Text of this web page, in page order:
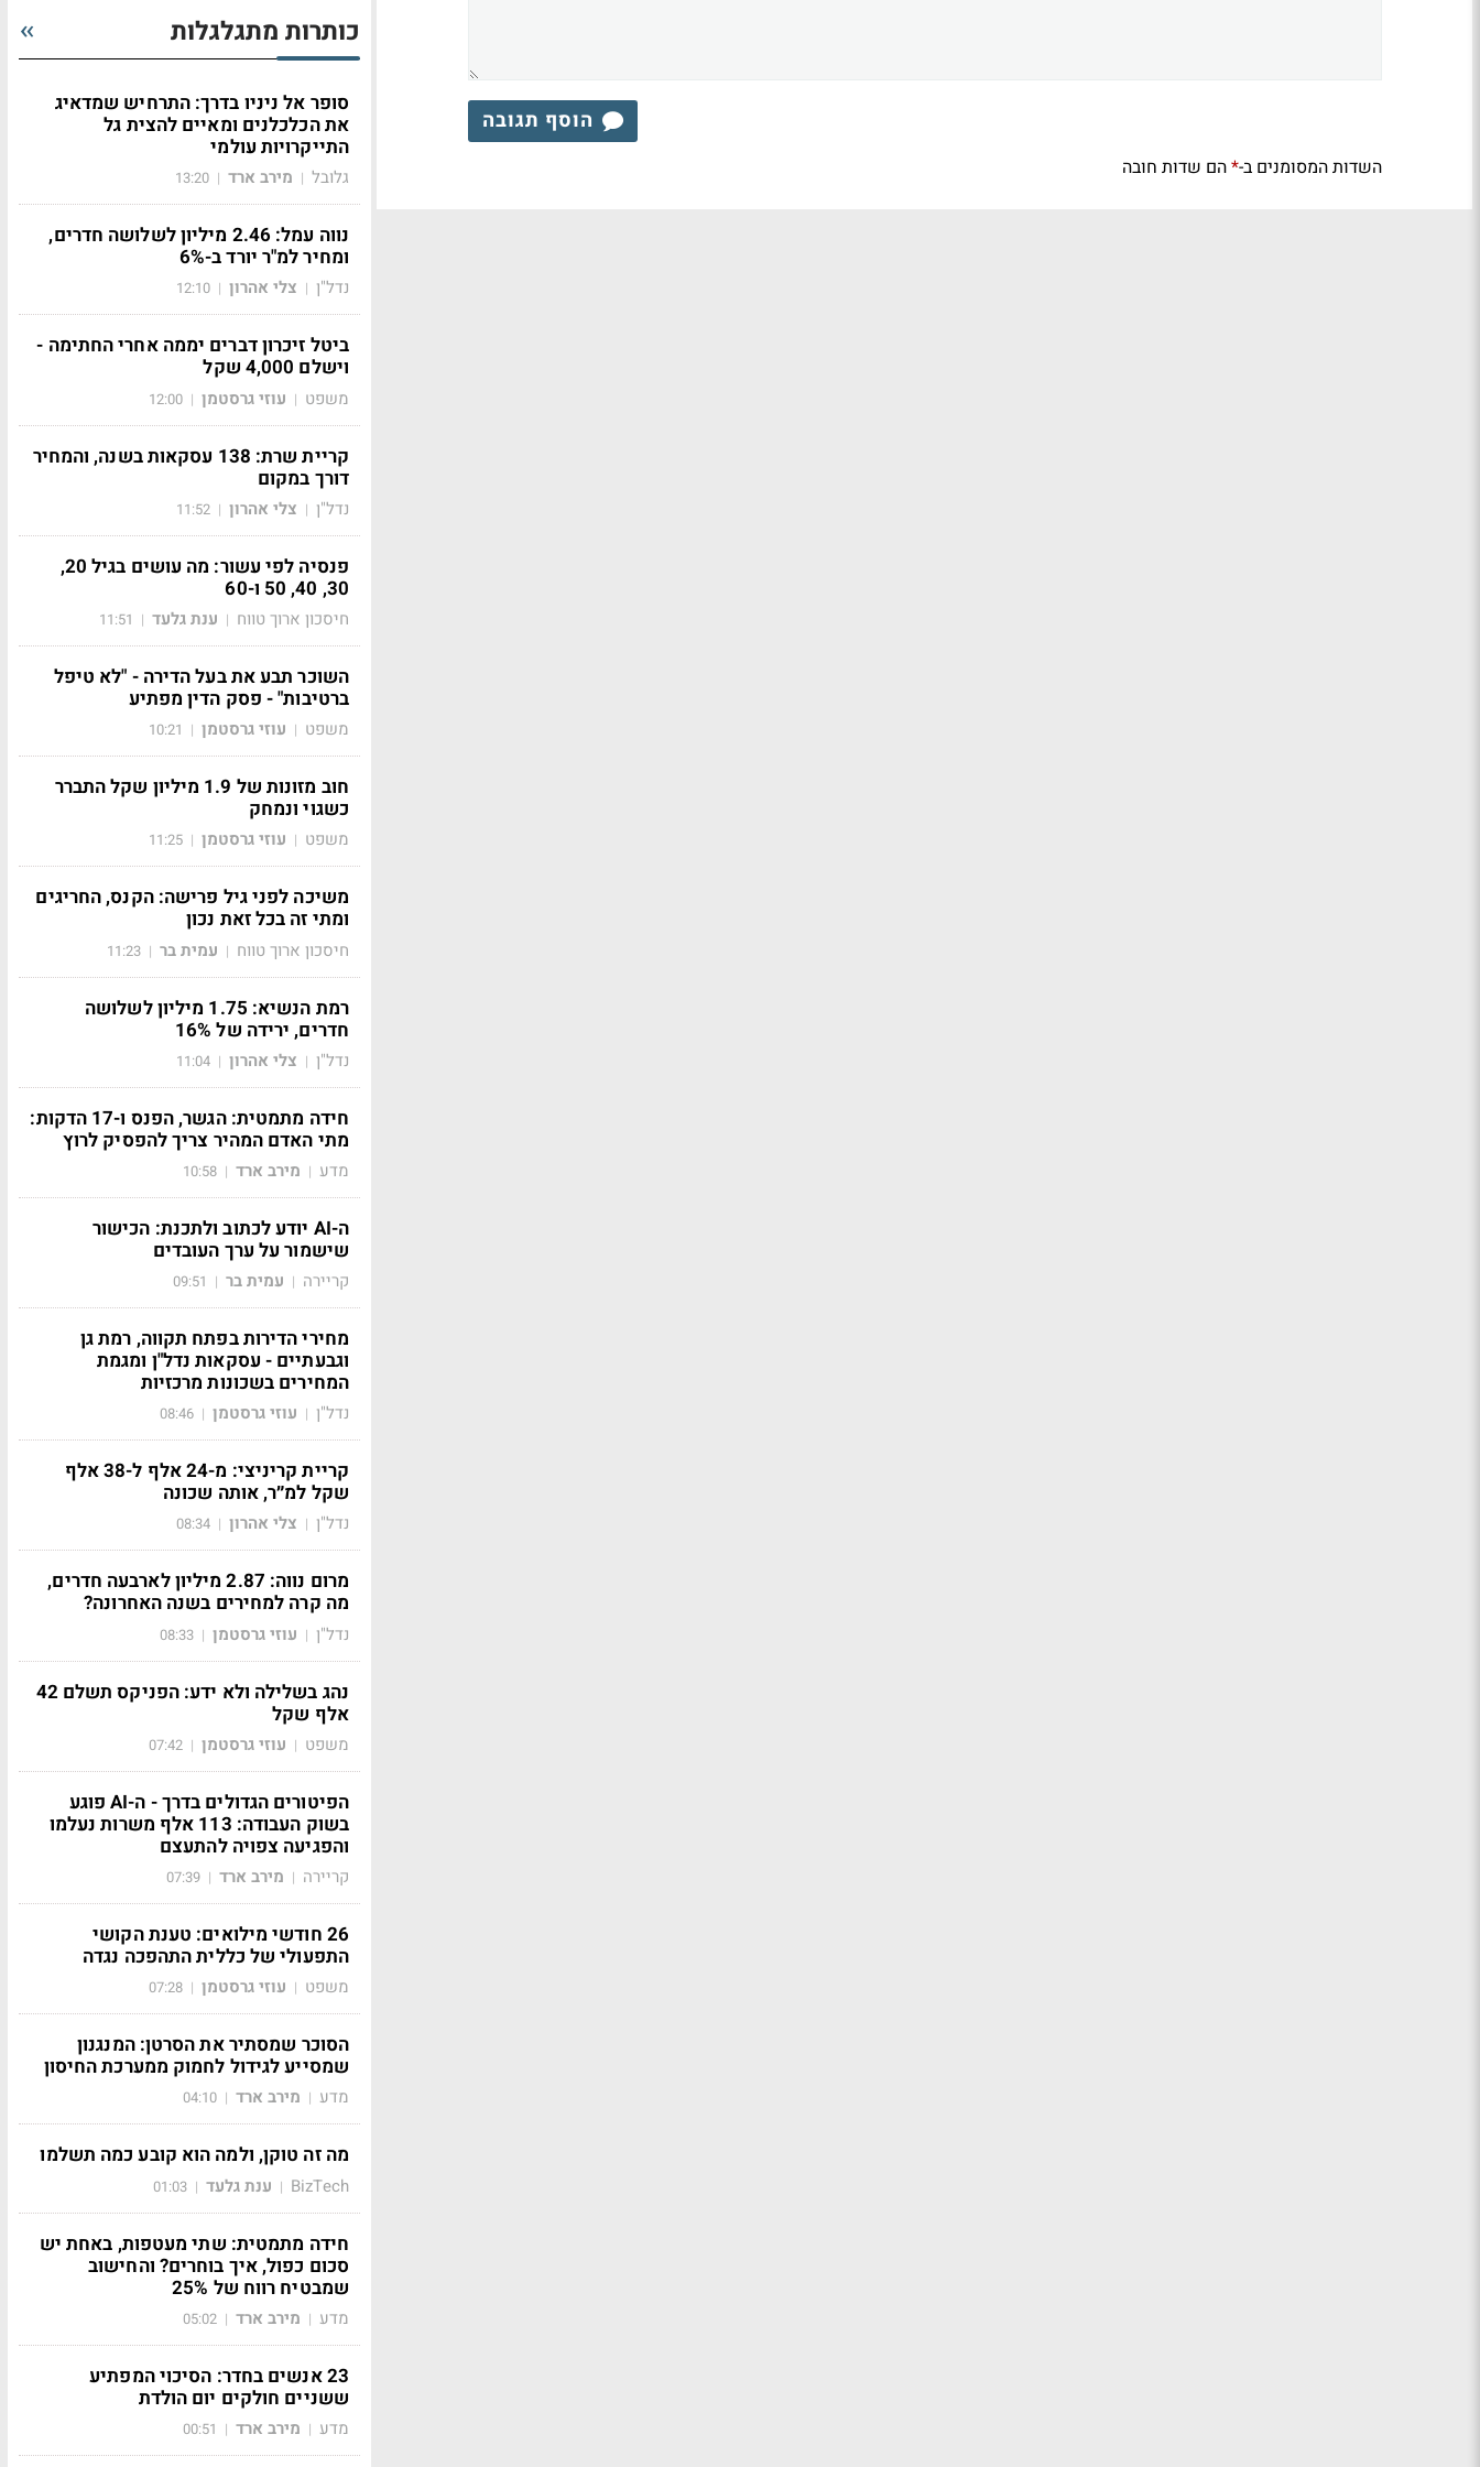
הוסף תגובה
השדות המסומנים ב-*הם שדות חובה
כותרות מתגלגלות
סופר אל ניניו בדרך: התרחיש שמדאיג
את הכלכלנים ומאיים להצית גל
התייקרויות עולמי
גלובל | מירב ארד |
13:20
נווה עמל: 2.46 מיליון לשלושה חדרים,
ומחיר למ"ר יורד ב-6%
נדל"ן | צלי אהרון |
12:10
ביטל זיכרון דברים יממה אחרי החתימה -
וישלם 4,000 שקל
משפט | עוזי גרסטמן |
12:00
קריית שרת: 138 עסקאות בשנה, והמחיר
דורך במקום
נדל"ן | צלי אהרון |
11:52
פנסיה לפי עשור: מה עושים בגיל 20,
30, 40, 50 ו-60
חיסכון ארוך טווח | ענת גלעד |
11:51
השוכר תבע את בעל הדירה - "לא טיפל
ברטיבות" - פסק הדין מפתיע
משפט | עוזי גרסטמן |
10:21
חוב מזונות של 1.9 מיליון שקל התברר
כשגוי ונמחק
משפט | עוזי גרסטמן |
11:25
משיכה לפני גיל פרישה: הקנס, החריגים
ומתי זה בכל זאת נכון
חיסכון ארוך טווח | עמית בר |
11:23
רמת הנשיא: 1.75 מיליון לשלושה
חדרים, ירידה של 16%
נדל"ן | צלי אהרון |
11:04
חידה מתמטית: הגשר, הפנס ו-17 הדקות:
מתי האדם המהיר צריך להפסיק לרוץ
מדע | מירב ארד |
10:58
ה-AI יודע לכתוב ולתכנת: הכישור
שישמור על ערך העובדים
קריירה | עמית בר |
09:51
מחירי הדירות בפתח תקווה, רמת גן
וגבעתיים - עסקאות נדל"ן ומגמת
המחירים בשכונות מרכזיות
נדל"ן | עוזי גרסטמן |
08:46
קריית קריניצי: מ-24 אלף ל-38 אלף
שקל למ״ר, אותה שכונה
נדל"ן | צלי אהרון |
08:34
מרום נווה: 2.87 מיליון לארבעה חדרים,
מה קרה למחירים בשנה האחרונה?
נדל"ן | עוזי גרסטמן |
08:33
נהג בשלילה ולא ידע: הפניקס תשלם 42
אלף שקל
משפט | עוזי גרסטמן |
07:42
הפיטורים הגדולים בדרך - ה-AI פוגע
בשוק העבודה: 113 אלף משרות נעלמו
והפגיעה צפויה להתעצם
קריירה | מירב ארד |
07:39
26 חודשי מילואים: טענת הקושי
התפעולי של כללית התהפכה נגדה
משפט | עוזי גרסטמן |
07:28
הסוכר שמסתיר את הסרטן: המנגנון
שמסייע לגידול לחמוק ממערכת החיסון
מדע | מירב ארד |
04:10
מה זה טוקן, ולמה הוא קובע כמה תשלמו
BizTech
| ענת גלעד |
01:03
חידה מתמטית: שתי מעטפות, באחת יש
סכום כפול, איך בוחרים? והחישוב
שמבטיח רווח של 25%
מדע | מירב ארד |
05:02
23 אנשים בחדר: הסיכוי המפתיע
ששניים חולקים יום הולדת
מדע | מירב ארד |
00:51